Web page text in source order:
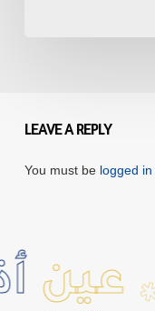
LEAVE A REPLY
You must be logged in
عين